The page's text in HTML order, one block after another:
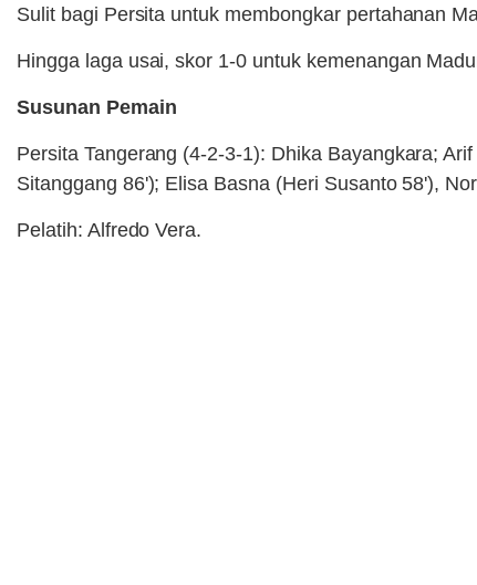
Sulit bagi Persita untuk membongkar pertahanan
Hingga laga usai, skor 1-0 untuk kemenangan
Susunan Pemain
Persita Tangerang (4-2-3-1): Dhika Bayangkara;
Sitanggang 86'); Elisa Basna (Heri Susanto 58'),
Pelatih: Alfredo Vera.